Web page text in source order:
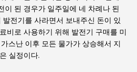
이 된 경우가 일주일에 네 차례나 된
전기를 사라면서 보내주신 돈이 있
비로 사용하기 위해 발전기 구매를 미
스난 이후 모든 물가가 상승해서 지
실정이다.